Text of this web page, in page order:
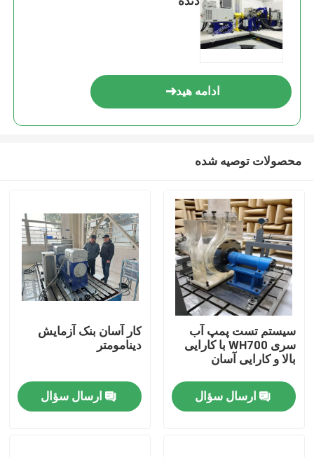
خانه
محصولات
ادامه هید
محصولات توصیه شده
سیستم تست پمپ آب
سری WH700 با کارایی
بالا و کارایی آسان
ارسال سؤال
کار آسان بنک آزمایش
دینامومتر
ارسال سؤال